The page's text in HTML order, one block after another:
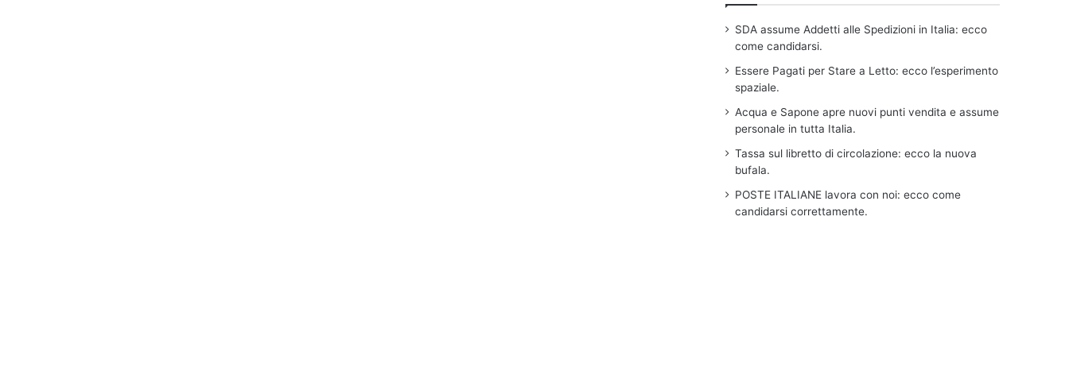
SDA assume Addetti alle Spedizioni in Italia: ecco
come candidarsi.
Essere Pagati per Stare a Letto: ecco l’esperimento
spaziale.
Acqua e Sapone apre nuovi punti vendita e assume
personale in tutta Italia.
Tassa sul libretto di circolazione: ecco la nuova
bufala.
POSTE ITALIANE lavora con noi: ecco come
candidarsi correttamente.